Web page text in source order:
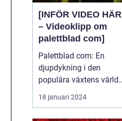
[INFÖR VIDEO HÄR
– Videoklipp om
palettblad com]
Palettblad com: En
djupdykning i den
populära växtens värld
Översikt över palettblad
com Palettblad com är
18 januari 2024